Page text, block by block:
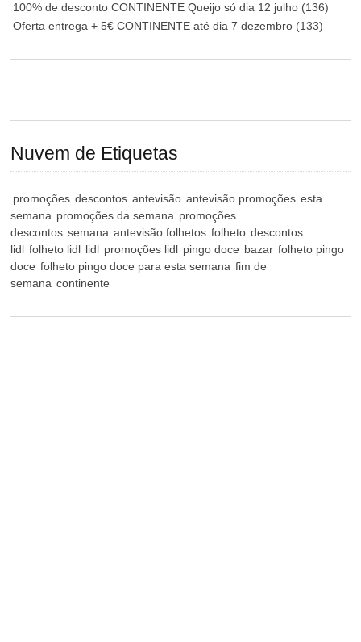
100% de desconto CONTINENTE Queijo só dia 12 julho (136)
Oferta entrega + 5€ CONTINENTE até dia 7 dezembro (133)
Nuvem de Etiquetas
promoções descontos antevisão antevisão promoções esta
semana promoções da semana promoções
descontos semana antevisão folhetos folheto descontos
lidl folheto lidl lidl promoções lidl pingo doce bazar folheto pingo
doce folheto pingo doce para esta semana fim de
semana continente